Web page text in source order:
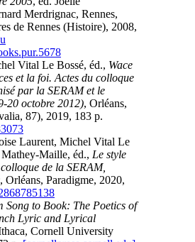
Merdrignac, Rennes,
de Rennes (Histoire), 2008,
Vital Le Bossé, éd., Wace
et la foi. Actes du colloque
par la SERAM et le
20 octobre 2012), Orléans,
87), 2019, 183 p.
Laurent, Michel Vital Le
Maille, éd., Le style
de la SERAM,
, Orléans, Paradigme, 2020,
Song to Book: The Poetics of
Lyric and Lyrical
Cornell University